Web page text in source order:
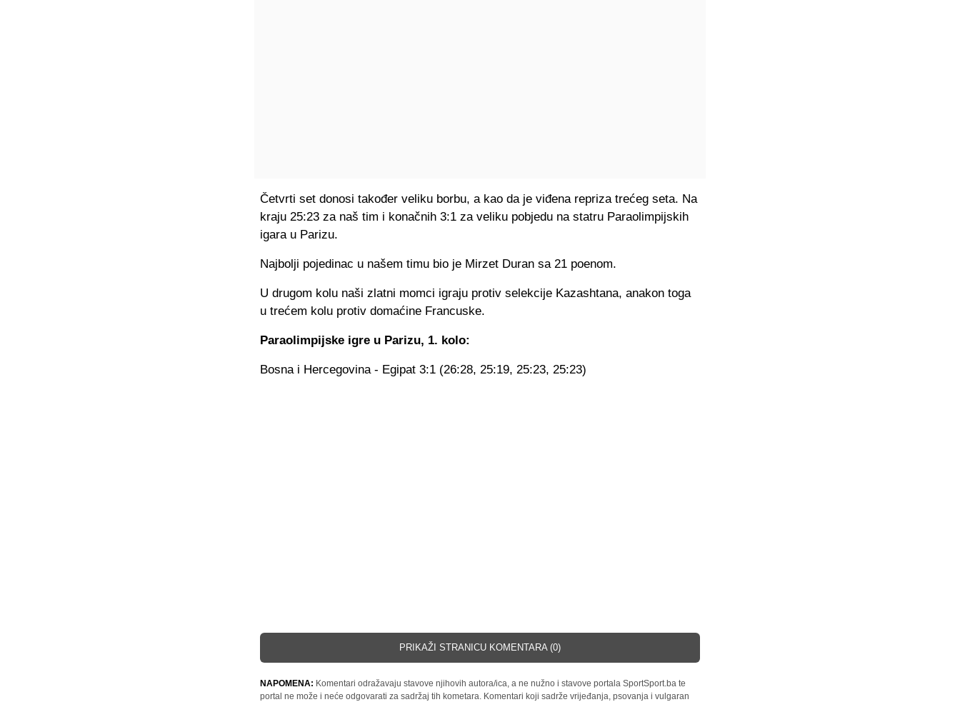
Četvrti set donosi također veliku borbu, a kao da je viđena repriza trećeg seta. Na
kraju 25:23 za naš tim i konačnih 3:1 za veliku pobjedu na statru Paraolimpijskih
igara u Parizu.
Najbolji pojedinac u našem timu bio je Mirzet Duran sa 21 poenom.
U drugom kolu naši zlatni momci igraju protiv selekcije Kazashtana, anakon toga
u trećem kolu protiv domaćine Francuske.
Paraolimpijske igre u Parizu, 1. kolo:
Bosna i Hercegovina - Egipat 3:1 (26:28, 25:19, 25:23, 25:23)
PRIKAŽI STRANICU KOMENTARA (0)
NAPOMENA: Komentari odražavaju stavove njihovih autora/ica, a ne nužno i stavove portala SportSport.ba te
portal ne može i neće odgovarati za sadržaj tih kometara. Komentari koji sadrže vrijeđanja, psovanja i vulgaran